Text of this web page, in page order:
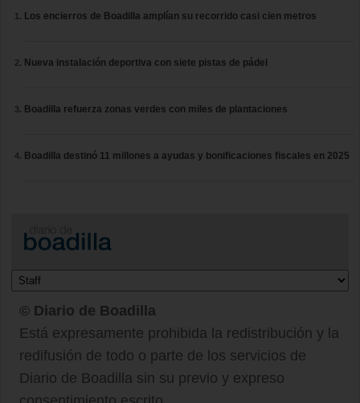
Los encierros de Boadilla amplían su recorrido casi cien metros
Nueva instalación deportiva con siete pistas de pádel
Boadilla refuerza zonas verdes con miles de plantaciones
Boadilla destinó 11 millones a ayudas y bonificaciones fiscales en 2025
© Diario de Boadilla
Está expresamente prohibida la redistribución y la
redifusión de todo o parte de los servicios de
Diario de Boadilla sin su previo y expreso